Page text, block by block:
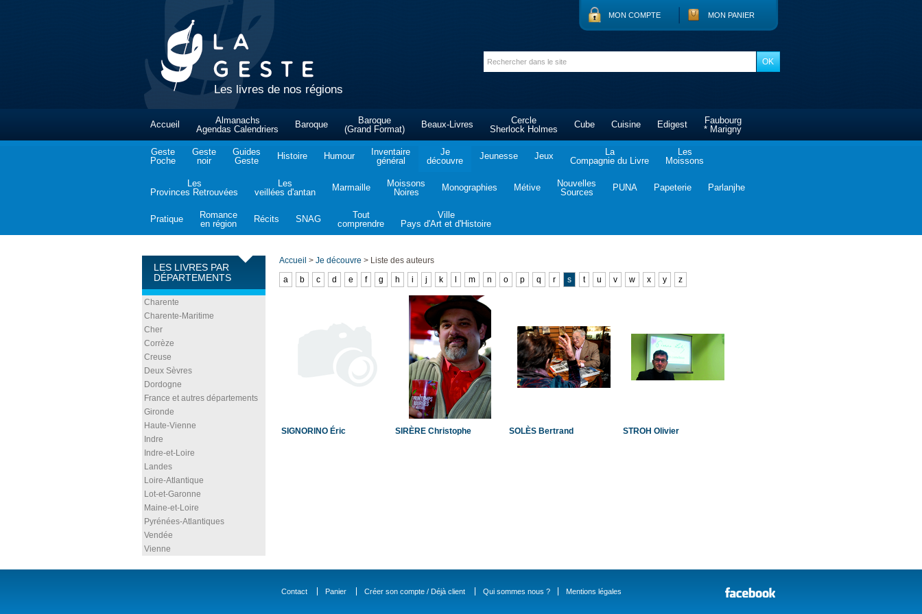
Les livres de nos régions
MON COMPTE MON PANIER
Accueil
Almanachs
Agendas Calendriers
Baroque
Baroque
(Grand Format)
Beaux-Livres
Cercle
Sherlock Holmes
Cube Cuisine Edigest
Faubourg
* Marigny
Geste
Poche
Geste
noir
Guides
Geste
Histoire Humour
Inventaire
général
Je
découvre
Jeunesse Jeux
La
Compagnie du Livre
Les
Moissons
Les
Provinces Retrouvées
Les
veillées d'antan
Marmaille
Moissons
Noires
Monographies Métive
Nouvelles
Sources
PUNA Papeterie Parlanjhe
Pratique
Romance
en région
Récits SNAG
Tout
comprendre
Ville
Pays d'Art et d'Histoire
LES LIVRES PAR
DÉPARTEMENTS
Charente
Charente-Maritime
Cher
Corrèze
Creuse
Deux Sèvres
Dordogne
France et autres départements
Gironde
Haute-Vienne
Indre
Indre-et-Loire
Landes
Loire-Atlantique
Lot-et-Garonne
Maine-et-Loire
Pyrénées-Atlantiques
Vendée
Vienne
Accueil > Je découvre > Liste des auteurs
a
b c d e f g h i j k m n o p q r s t u v w x y z
SIGNORINO Éric SIRÈRE Christophe SOLÈS Bertrand STROH Olivier
Contact Panier Créer son compte / Déjà client Qui sommes nous ? Mentions légales